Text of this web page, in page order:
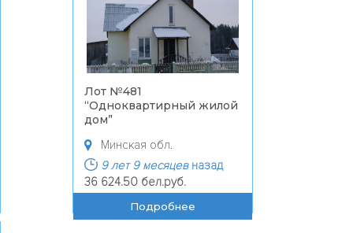
Лот №481
“Одноквартирный жилой
дом”
Минская обл.
9 лет 9 месяцевназад
36 624.50 бел.руб.
Подробнее